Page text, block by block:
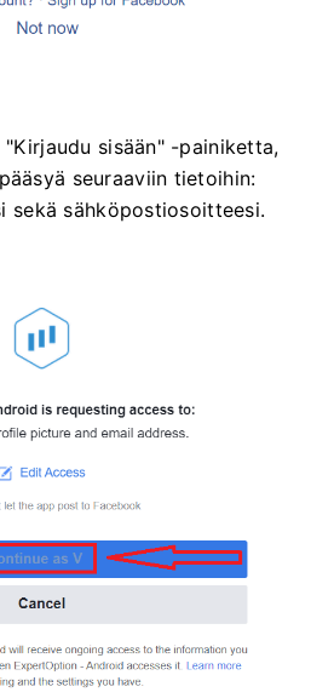
sisään" -painiketta,
seuraaviin tietoihin:
sekä sähköpostiosoitteesi.